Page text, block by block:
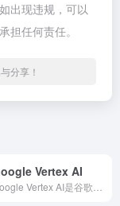
出现违规，可以
担任何责任。
分享！
Vertex AI